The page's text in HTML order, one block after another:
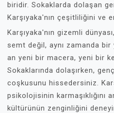
biridir. Sokaklarda dolaşan
Karşıyaka'nın çeşitliliğini ve
Karşıyaka'nın gizemli
semt değil, aynı zamanda bir
an yeni bir macera, yeni bir
Sokaklarında dolaşırken,
coşkusunu hissedersiniz.
psikolojisinin karmaşıklığını
kültürünün zenginliğini